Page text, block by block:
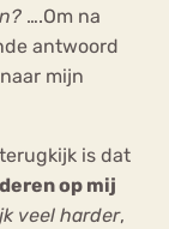
….Om na
antwoord
mijn
is dat
op mij
veel harder,